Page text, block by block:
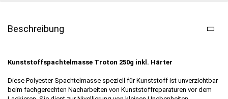
Beschreibung
Kunststoffspachtelmasse Troton 250g inkl. Härter
Diese PolyesterSpachtelmasse speziell für Kunststoff ist unverzichtbar
beim fachgerechten Nacharbeiten von Kunststoffreparaturen vor dem